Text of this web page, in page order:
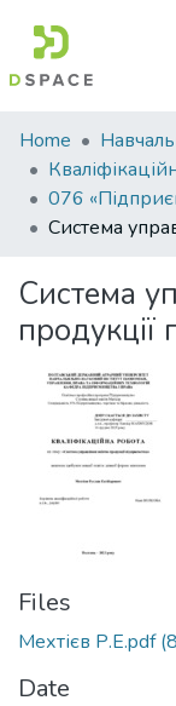
Communities
&
Collections
All of DSpace
Statistics
Home
Система
продукції
Files
Мехтієв Р.Е.pdf
Date